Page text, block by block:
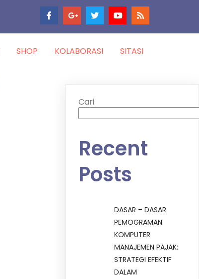
SHOP KOLABORASI SITASI
Cari
Recent
Posts
DASAR – DASAR
PEMOGRAMAN
KOMPUTER
MANAJEMEN PAJAK:
STRATEGI EFEKTIF
DALAM